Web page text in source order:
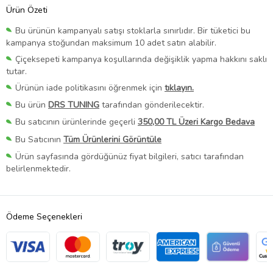
Ürün Özeti
Bu ürünün kampanyalı satışı stoklarla sınırlıdır. Bir tüketici bu
kampanya stoğundan maksimum 10 adet satın alabilir.
Çiçeksepeti kampanya koşullarında değişiklik yapma hakkını saklı
tutar.
Ürünün iade politikasını öğrenmek için tıklayın.
Bu ürün DRS TUNING tarafından gönderilecektir.
Bu satıcının ürünlerinde geçerli 350,00 TL Üzeri Kargo Bedava
Bu Satıcının Tüm Ürünlerini Görüntüle
Ürün sayfasında gördüğünüz fiyat bilgileri, satıcı tarafından
belirlenmektedir.
Ödeme Seçenekleri